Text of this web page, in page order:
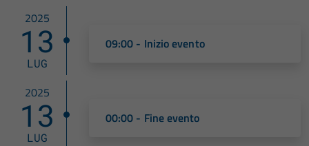
2025
13
LUG
09:00 - Inizio evento
2025
13
LUG
00:00 - Fine evento